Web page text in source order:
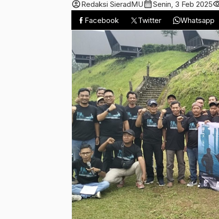
account_circleRedaksi SieradMUcalendar_monthSenin, 3 Feb 2025
Facebook
Twitter Whatsapp